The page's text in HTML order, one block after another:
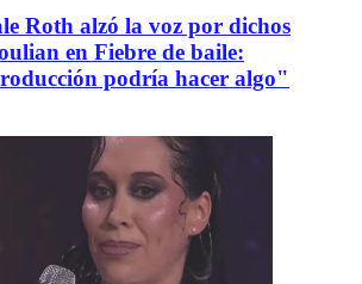
Roth alzó la voz por dichos
en Fiebre de baile:
podría hacer algo"